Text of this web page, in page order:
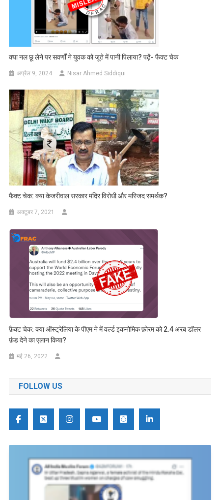
क्या नल छू लेने पर सवर्णों ने युवक को जूते में पानी पिलाया? पढ़ें- फैक्ट चेक
अप्रैल 9, 2024 Nisar Ahmed Siddiqui
फैक्ट चेक: क्या केजरीवाल सरकार मंदिर विरोधी और मस्जिद समर्थक?
अक्टूबर 7, 2021
फ़ैक्ट चेक: क्या ऑस्ट्रेलिया के पीएम ने में वर्ल्ड इकनोमिक फ़ोरम को 2.4 अरब डॉलर
फ़ंड देने का एलान किया?
मई 26, 2022
FOLLOW US